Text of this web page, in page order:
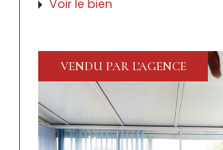
Voir le bien
VENDU PAR L'AGENCE